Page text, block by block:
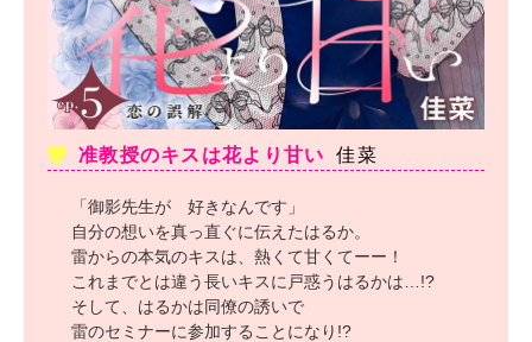
准教授のキスは花より甘い 佳菜
「御影先生が 好きなんです」
自分の想いを真っ直ぐに伝えたはるか。
雷からの本気のキスは、熱くて甘くてーー！
これまでとは違う長いキスに戸惑うはるかは…!?
そして、はるかは同僚の誘いで
雷のセミナーに参加することになり!?